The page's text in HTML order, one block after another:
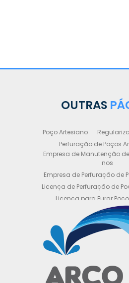
OUTRAS
Poço Artesiano
Perfuração de Poços
Empresa de Manutenção
nos
Empresa de Perfuração de
Licença de Perfuração de
Licença para Furar
Licença para Perfuração de
Licença para Poço
Manutenção de Poço
Manutenção Preventiva de
Obtenha sua Licença de
o Artesiano